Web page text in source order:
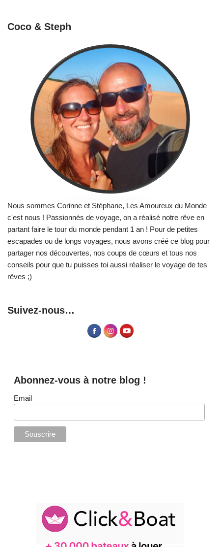
Coco & Steph
Nous sommes Corinne et Stéphane, Les Amoureux du Monde
c'est nous ! Passionnés de voyage, on a réalisé notre rêve en
partant faire le tour du monde pendant 1 an ! Pour de petites
escapades ou de longs voyages, nous avons créé ce blog pour
partager nos découvertes, nos coups de cœurs et tous nos
conseils pour que tu puisses toi aussi réaliser le voyage de tes
rêves ;)
Suivez-nous…
Abonnez-vous à notre blog !
Email